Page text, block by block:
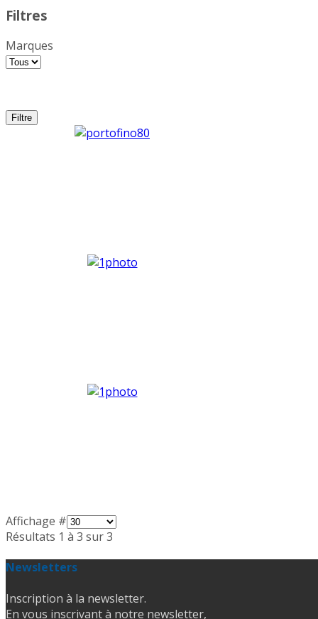
Filtres
Marques
Affichage #
Résultats 1 à 3 sur 3
Newsletters
Inscription à la newsletter.
En vous inscrivant à notre newsletter,